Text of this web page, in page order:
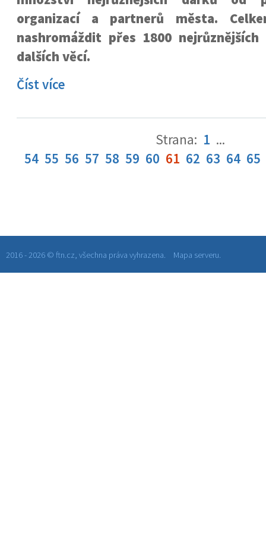
organizací a partnerů města.
nashromáždit přes 1800
dalších věcí.
Číst více
Strana: 1 ...
54 55 56 57 58 59 60 61 62 63 64 65
2016 - 2026 © ftn.cz, všechna práva vyhrazena. Mapa serveru.